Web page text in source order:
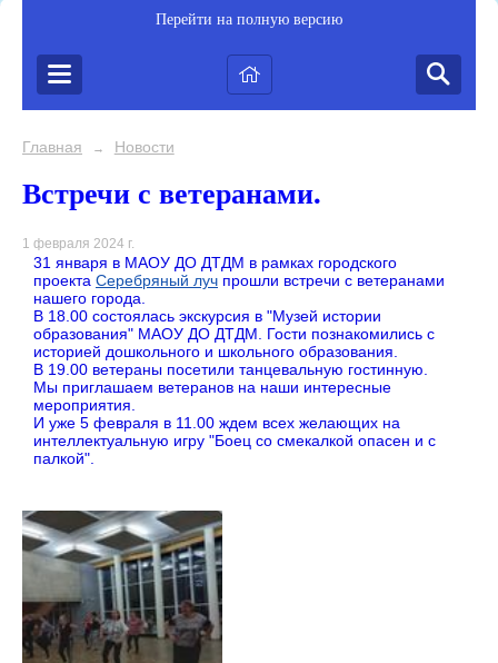
Перейти на полную версию
Главная → Новости
Встречи с ветеранами.
1 февраля 2024 г.
31 января в МАОУ ДО ДТДМ в рамках городского
проекта Серебряный луч прошли встречи с ветеранами
нашего города.
В 18.00 состоялась экскурсия в "Музей истории
образования" МАОУ ДО ДТДМ. Гости познакомились с
историей дошкольного и школьного образования.
В 19.00 ветераны посетили танцевальную гостинную.
Мы приглашаем ветеранов на наши интересные
мероприятия.
И уже 5 февраля в 11.00 ждем всех желающих на
интеллектуальную игру "Боец со смекалкой опасен и с
палкой".